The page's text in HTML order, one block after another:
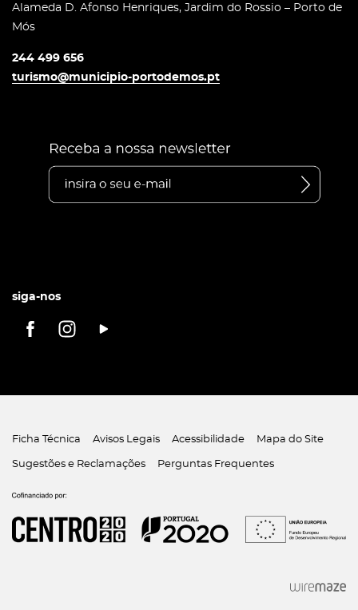
Alameda D. Afonso Henriques, Jardim do Rossio – Porto de
Mós
244 499 656
turismo@municipio-portodemos.pt
siga-nos
Ficha Técnica Avisos Legais Acessibilidade Mapa do Site
Sugestões e Reclamações Perguntas Frequentes